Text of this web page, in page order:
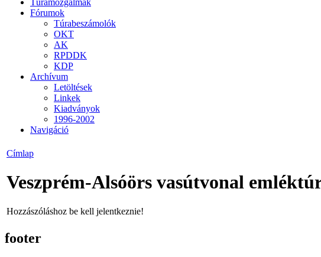
Fórumok
Túrabeszámolók
OKT
AK
RPDDK
KDP
Archívum
Letöltések
Linkek
Kiadványok
1996-2002
Navigáció
Címlap
Veszprém-Alsóörs vasútvonal
Hozzászóláshoz be kell jelentkeznie!
footer